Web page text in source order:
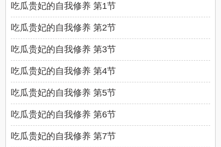
吃瓜贵妃的自我修养 第1节
吃瓜贵妃的自我修养 第2节
吃瓜贵妃的自我修养 第3节
吃瓜贵妃的自我修养 第4节
吃瓜贵妃的自我修养 第5节
吃瓜贵妃的自我修养 第6节
吃瓜贵妃的自我修养 第7节